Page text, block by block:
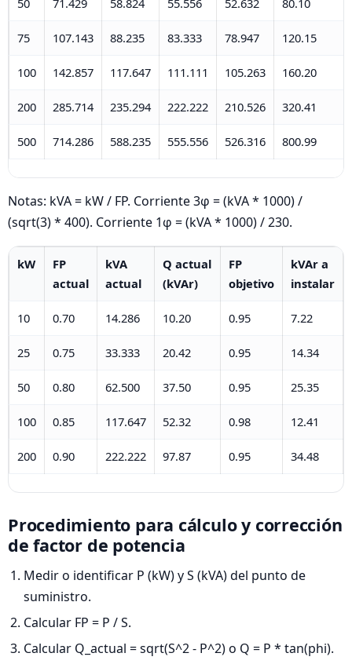
75 107.143 88.235 83.333 78.947 120.15
100 142.857 117.647 111.111 105.263 160.20
200 285.714 235.294 222.222 210.526 320.41
500 714.286 588.235 555.556 526.316 800.99
Notas: kVA = kW / FP. Corriente 3φ = (kVA * 1000) /
(sqrt(3) * 400). Corriente 1φ = (kVA * 1000) / 230.
kW
FP
actual
kVA
actual
Q actual
(kVAr)
FP
objetivo
kVAr a
instalar
10 0.70 14.286 10.20 0.95 7.22
25 0.75 33.333 20.42 0.95 14.34
50 0.80 62.500 37.50 0.95 25.35
100 0.85 117.647 52.32 0.98 12.41
200 0.90 222.222 97.87 0.95 34.48
Procedimiento para cálculo y corrección
de factor de potencia
Medir o identificar P (kW) y S (kVA) del punto de
suministro.
Calcular FP = P / S.
Calcular Q_actual = sqrt(S^2 - P^2) o Q = P * tan(phi).